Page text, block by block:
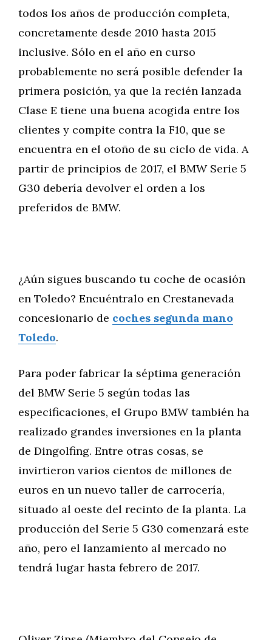
todos los años de producción completa,
concretamente desde 2010 hasta 2015
inclusive. Sólo en el año en curso
probablemente no será posible defender la
primera posición, ya que la recién lanzada
Clase E tiene una buena acogida entre los
clientes y compite contra la F10, que se
encuentra en el otoño de su ciclo de vida. A
partir de principios de 2017, el BMW Serie 5
G30 debería devolver el orden a los
preferidos de BMW.
¿Aún sigues buscando tu coche de ocasión
en Toledo? Encuéntralo en Crestanevada
concesionario de coches segunda mano
Toledo.
Para poder fabricar la séptima generación
del BMW Serie 5 según todas las
especificaciones, el Grupo BMW también ha
realizado grandes inversiones en la planta
de Dingolfing. Entre otras cosas, se
invirtieron varios cientos de millones de
euros en un nuevo taller de carrocería,
situado al oeste del recinto de la planta. La
producción del Serie 5 G30 comenzará este
año, pero el lanzamiento al mercado no
tendrá lugar hasta febrero de 2017.